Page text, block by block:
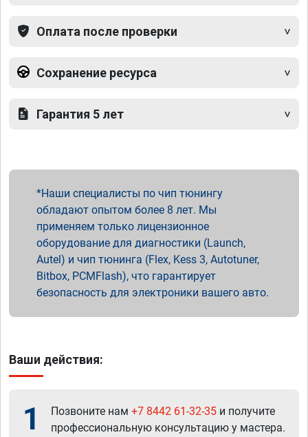
Оплата после проверки
Сохранение ресурса
Гарантия 5 лет
Наши специалисты по чип тюнингу
обладают опытом более 8 лет. Мы
применяем только лицензионное
оборудование для диагностики (Launch,
Autel) и чип тюнинга (Flex, Kess 3, Autotuner,
Bitbox, PCMFlash), что гарантирует
безопасность для электроники вашего авто.
Ваши действия:
1 Позвоните нам +7 8442 61-32-35 и получите
профессиональную консультацию у мастера.